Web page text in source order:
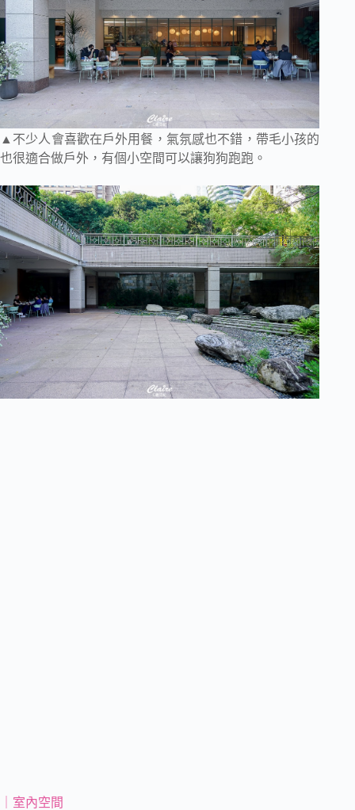
▲不少人會喜歡在戶外用餐，氣氛感也不錯，帶毛小孩的
也很適合做戶外，有個小空間可以讓狗狗跑跑。
｜室內空間